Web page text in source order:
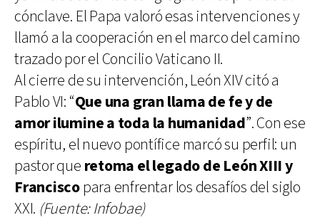
cónclave. El Papa valoró esas intervenciones y
llamó a la cooperación en el marco del camino
trazado por el Concilio Vaticano II.
Al cierre de su intervención, León XIV citó a
Pablo VI: “Que una gran llama de fe y de
amor ilumine a toda la humanidad”. Con ese
espíritu, el nuevo pontífice marcó su perfil: un
pastor que retoma el legado de León XIII y
Franciscopara enfrentar los desafíos del siglo
XXI. (Fuente: Infobae)